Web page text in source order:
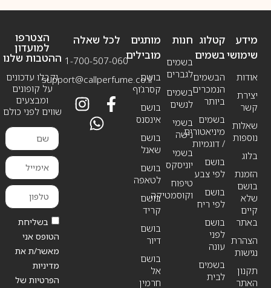
מידע
שימושי
אודות
יצירת
קשר
שאלות
נוספות
בלוג
הזמנת
בושם
שלא
קיים
באתר
הצהרת
נגישות
תקנון
האתר
חנות
בשמים
לגברים
בשמים
לנשים
בשמי
נישה
בשמי
יוניסקס
טיפוח
וקוסמטיקה
קטלוג
בשמים
הבשמים
הנמכרים
ביותר
בשמים
מיניאטורים
/ דוגמיות
בושם
לפי צבע
בושם
לפי ריח
בושם
לפני
עונה
בשמים
לבית
מותגים
מובילים
בושם
קסרג’וף
בושם
אינסנס
בושם
שאנל
בושם
לטאפה
בושם
קריד
בושם
דיור
בושם
אל
חרמין
לכל שאלה
1-700-507-060
support@callperfume.co.il
הצטרפו
למועדון
ההטבות שלנו
וקבלו עדכונים
על קופונים
ומבצעים
שווים לפני כולם
בשליחת
הטופס אני
מאשר/ת את
מדיניות
הפרטיות של